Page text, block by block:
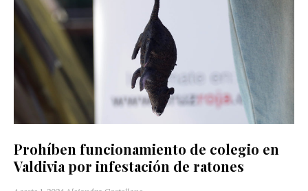
Prohíben funcionamiento de colegio en
Valdivia por infestación de ratones